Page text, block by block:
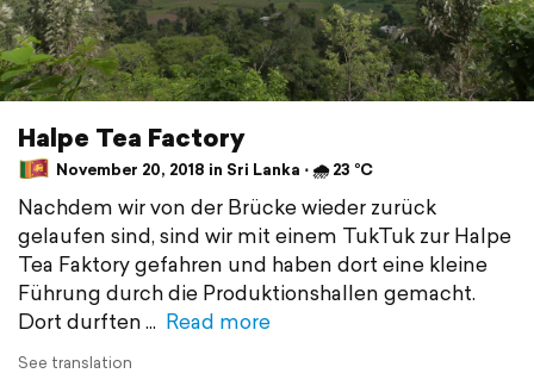
Halpe Tea Factory
November 20, 2018 in Sri Lanka ⋅ 🌧 23 °C
Nachdem wir von der Brücke wieder zurück
gelaufen sind, sind wir mit einem TukTuk zur Halpe
Tea Faktory gefahren und haben dort eine kleine
Führung durch die Produktionshallen gemacht.
Dort durften
Read more
See translation